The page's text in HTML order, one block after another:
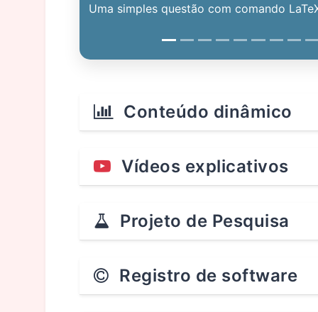
Uma simples questão com comando
Conteúdo dinâmico
Vídeos explicativos
Projeto de Pesquisa
Registro de software